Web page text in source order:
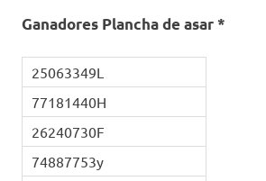
Ganadores Plancha de asar *
25063349L
77181440H
26240730F
74887753y